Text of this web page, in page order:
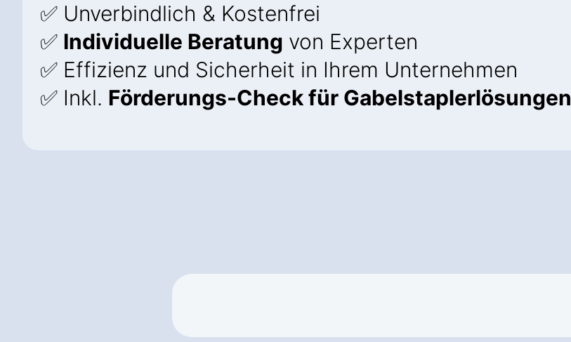
✅ Unverbindlich & Kostenfrei
✅ Individuelle Beratung von Experten
✅ Effizienz und Sicherheit in Ihrem Unternehmen
✅ Inkl. Förderungs-Check für Gabelstaplerlösungen